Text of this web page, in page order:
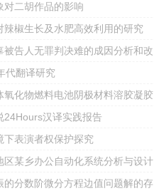
对二胡作品的影响
辣椒生长及水肥高效利用的研究
代翻译研究
24Hours汉译实践报告
下表演者权保护探究
区某乡办公自动化系统分析与设计